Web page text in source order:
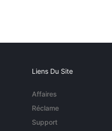
Liens Du Site
Affaires
Réclame
Support